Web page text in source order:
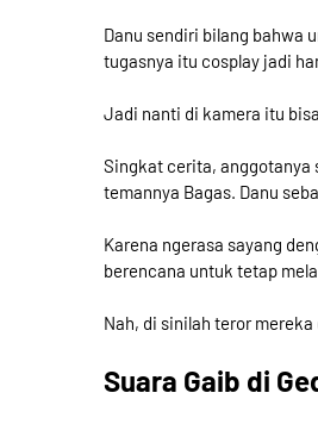
Danu sendiri bilang bahwa
tugasnya itu cosplay jadi
Jadi nanti di kamera itu
Singkat cerita, anggotanya
temannya Bagas. Danu
Karena ngerasa sayang
berencana untuk tetap
Nah, di sinilah teror mereka
Suara Gaib di